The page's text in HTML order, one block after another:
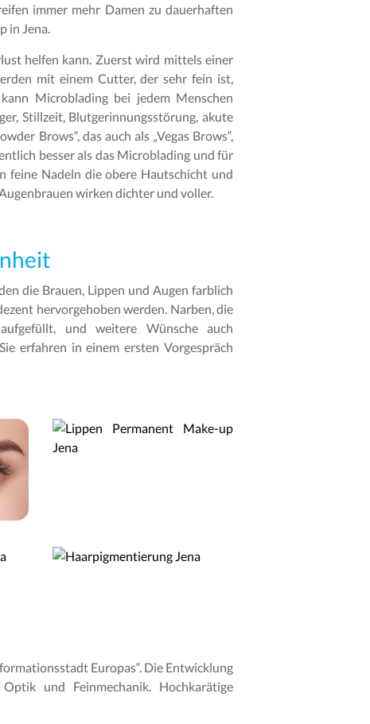
immer mehr Damen zu dauerhaften
in Jena.
helfen kann. Zuerst wird mittels einer
mit einem Cutter, der sehr fein ist,
Microblading bei jedem Menschen
Stillzeit, Blutgerinnungsstörung, akute
Brows“, das auch als „Vegas Brows“,
besser als das Microblading und für
feine Nadeln die obere Hautschicht und
wirken dichter und voller.
die Brauen, Lippen und Augen farblich
hervorgehoben werden. Narben, die
und weitere Wünsche auch
erfahren in einem ersten Vorgespräch
Europas“. Die Entwicklung
und Feinmechanik. Hochkarätige